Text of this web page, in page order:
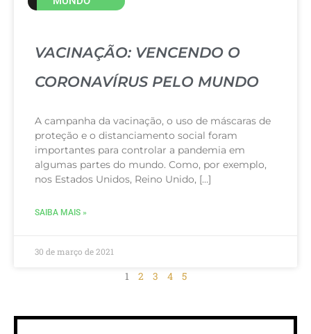
VACINAÇÃO: VENCENDO O
CORONAVÍRUS PELO MUNDO
A campanha da vacinação, o uso de máscaras de
proteção e o distanciamento social foram
importantes para controlar a pandemia em
algumas partes do mundo. Como, por exemplo,
nos Estados Unidos, Reino Unido, […]
SAIBA MAIS »
30 de março de 2021
1 2 3 4 5